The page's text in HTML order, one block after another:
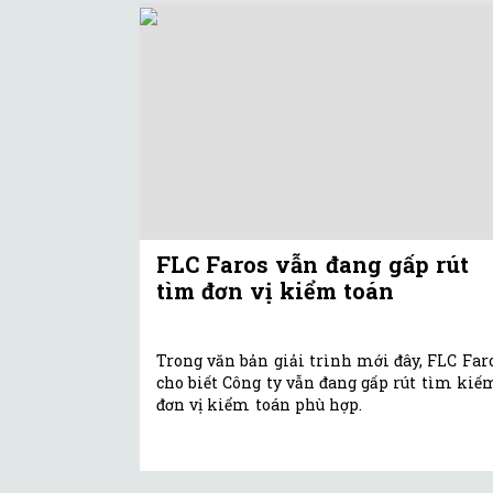
FLC Faros vẫn đang gấp rút
tìm đơn vị kiểm toán
Trong văn bản giải trình mới đây, FLC
cho biết Công ty vẫn đang gấp rút tìm
đơn vị kiểm toán phù hợp.